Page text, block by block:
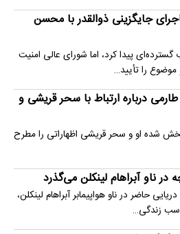
جایگزینی ذوالقدر با محسن
گسترده‌ای پیدا کرد، اما شورای عالی امنیت
را تأیید…
درباره ارتباط با سحر قریشی و
شده او و سحر قریشی اظهاراتی را مطرح
در ناو آبراهام لینکلن می‌گذرد
حاضر در ناو هواپیمابر آبراهام لینکلن،
زندگی…